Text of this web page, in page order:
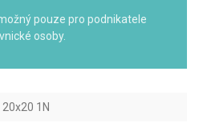
pouze pro podnikatele
osoby.
20x20 1N